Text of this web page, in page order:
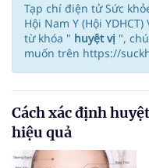
Tạp chí điện tử Sức
Hội Nam Y (Hội
từ khóa " huyệt vị ",
muốn trên https://
Cách xác định
hiệu quả